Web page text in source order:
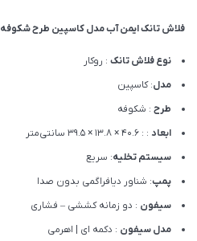
فلاش تانک ایمن آب مدل کاسپین طرح شکوفه
نوع فلاش تانک : روکار
مدل: کاسپین
طرح : شکوفه
ابعاد : : 40.6 × 13.8 × 39.5 سانتی‌متر
سیستم تخلیه: سریع
پمپ: شناور دیافراگمی بدون صدا
سیفون : دو زمانه کششی – فشاری
مدل سیفون : دکمه ای | اهرمی